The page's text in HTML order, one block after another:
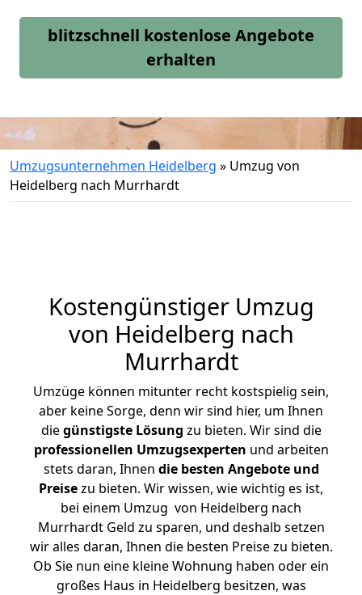
blitzschnell kostenlose Angebote
erhalten
Umzugsunternehmen Heidelberg » Umzug von
Heidelberg nach Murrhardt
Kostengünstiger Umzug
von Heidelberg nach
Murrhardt
Umzüge können mitunter recht kostspielig sein,
aber keine Sorge, denn wir sind hier, um Ihnen
diegünstigste Lösung zu bieten. Wir sind die
professionellen Umzugsexperten und arbeiten
stets daran, Ihnen die besten Angebote und
Preisezu bieten. Wir wissen, wie wichtig es ist,
bei einem Umzug von Heidelberg nach
Murrhardt Geld zu sparen, und deshalb setzen
wir alles daran, Ihnen die besten Preise zu bieten.
Ob Sie nun eine kleine Wohnung haben oder ein
großes Haus in Heidelberg besitzen, was